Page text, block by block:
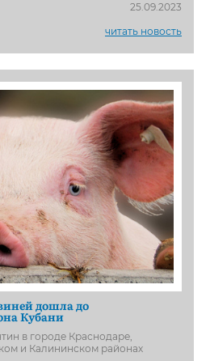
25.09.2023
читать новость
дошла до
Кубани
в городе Краснодаре,
и Калининском районах